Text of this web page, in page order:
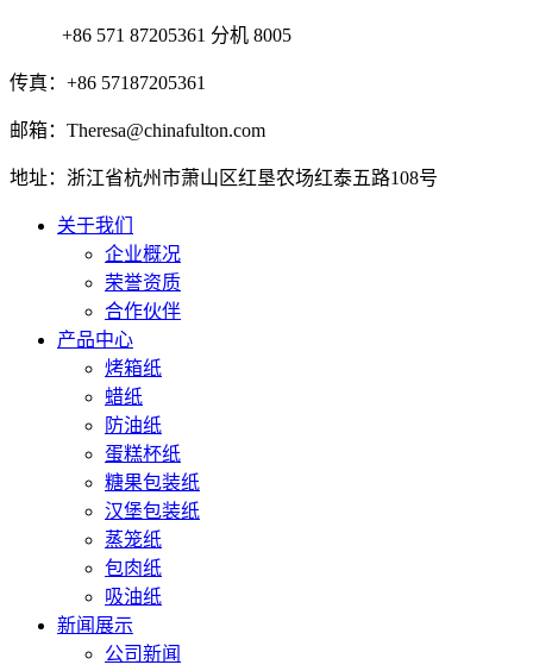
+86 571 87205361 分机 8005
传真：+86 57187205361
邮箱：Theresa@chinafulton.com
地址：浙江省杭州市萧山区红垦农场红泰五路108号
关于我们
企业概况
荣誉资质
合作伙伴
产品中心
烤箱纸
蜡纸
防油纸
蛋糕杯纸
糖果包装纸
汉堡包装纸
蒸笼纸
包肉纸
吸油纸
新闻展示
公司新闻